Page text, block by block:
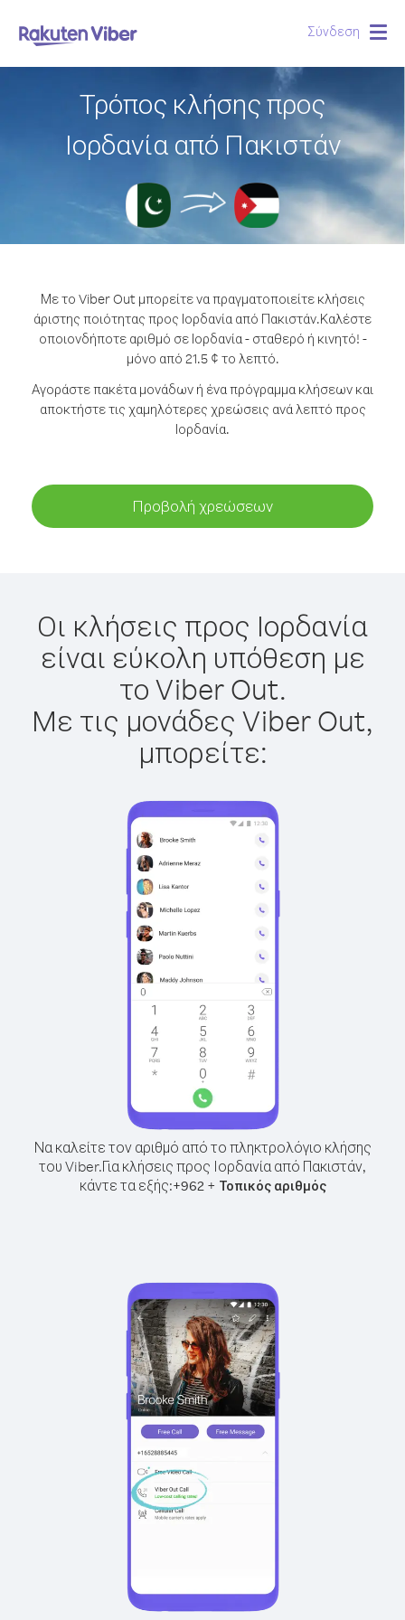
Σύνδεση
Τρόπος κλήσης προς
Ιορδανία από Πακιστάν
Με το Viber Out μπορείτε να πραγματοποιείτε κλήσεις
άριστης ποιότητας προς Ιορδανία από Πακιστάν.Καλέστε
οποιονδήποτε αριθμό σε Ιορδανία - σταθερό ή κινητό! -
μόνο από 21.5 ¢ το λεπτό.
Αγοράστε πακέτα μονάδων ή ένα πρόγραμμα κλήσεων και
αποκτήστε τις χαμηλότερες χρεώσεις ανά λεπτό προς
Ιορδανία.
Προβολή χρεώσεων
Οι κλήσεις προς Ιορδανία
είναι εύκολη υπόθεση με
το Viber Out.
Με τις μονάδες Viber Out,
μπορείτε:
Να καλείτε τον αριθμό από το πληκτρολόγιο κλήσης
του Viber.Για κλήσεις προς Ιορδανία από Πακιστάν,
κάντε τα εξής:+962+ Τοπικός αριθμός